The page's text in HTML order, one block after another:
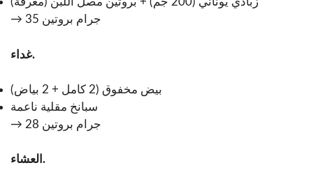
→ 35 جرام بروتين
غداء.
بيض مخفوق (2 كامل + 2 بياض)
سبانخ مقلية ناعمة
→ 28 جرام بروتين
العشاء.